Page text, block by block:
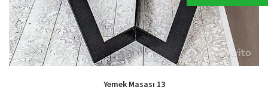
Yemek Masası 13